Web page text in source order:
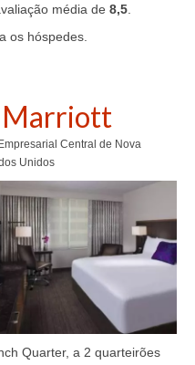
média de 8,5
os hóspedes.
Marriott
Central de Nova
Unidos
Quarter, a 2 quarteirões